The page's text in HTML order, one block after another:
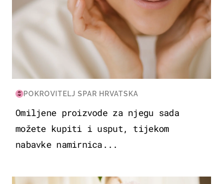
POKROVITELJ SPAR HRVATSKA
Omiljene proizvode za njegu sada
možete kupiti i usput, tijekom
nabavke namirnica...